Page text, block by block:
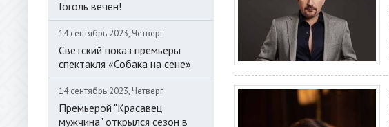
Гоголь вечен!
14 сентябрь 2023, Четверг
Светский показ премьеры
спектакля «Собака на сене»
14 сентябрь 2023, Четверг
Премьерой "Красавец
мужчина" открылся сезон в